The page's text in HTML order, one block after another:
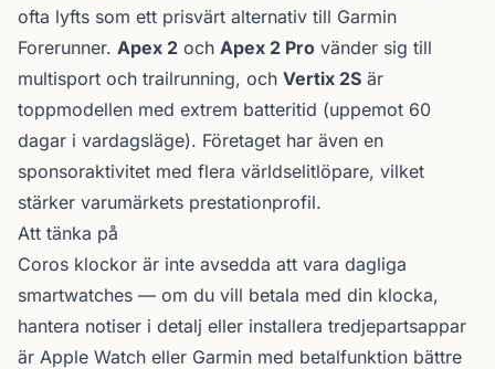
ofta lyfts som ett prisvärt alternativ till Garmin
Forerunner. Apex 2 och Apex 2 Pro vänder sig till
multisport och trailrunning, och Vertix 2S är
toppmodellen med extrem batteritid (uppemot 60
dagar i vardagsläge). Företaget har även en
sponsoraktivitet med flera världselitlöpare, vilket
stärker varumärkets prestation­profil.
Att tänka på
Coros klockor är inte avsedda att vara dagliga
smartwatches — om du vill betala med din klocka,
hantera notiser i detalj eller installera tredjepartsappar
är Apple Watch eller Garmin med betal­funktion bättre